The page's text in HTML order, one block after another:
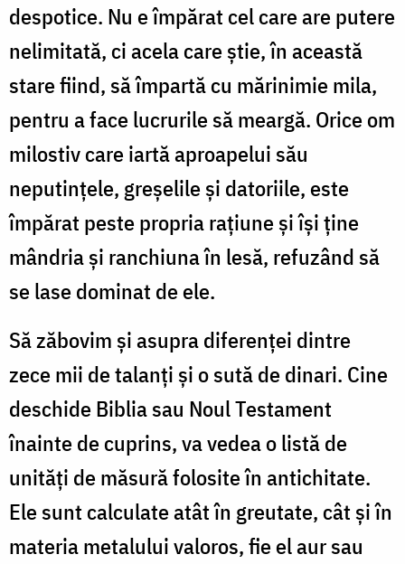
despotice. Nu e împărat cel care are putere
nelimitată, ci acela care știe, în această
stare fiind, să împartă cu mărinimie mila,
pentru a face lucrurile să meargă. Orice om
milostiv care iartă aproapelui său
neputințele, greșelile și datoriile, este
împărat peste propria rațiune și își ține
mândria și ranchiuna în lesă, refuzând să
se lase dominat de ele.
Să zăbovim și asupra diferenței dintre
zece mii de talanți și o sută de dinari. Cine
deschide Biblia sau Noul Testament
înainte de cuprins, va vedea o listă de
unități de măsură folosite în antichitate.
Ele sunt calculate atât în greutate, cât și în
materia metalului valoros, fie el aur sau